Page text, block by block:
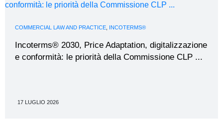
COMMERCIAL LAW AND PRACTICE INCOTERMS®
Incoterms® 2030, Price Adaptation, digitalizzazione
e conformità: le priorità della Commissione CLP ...
17 LUGLIO 2026